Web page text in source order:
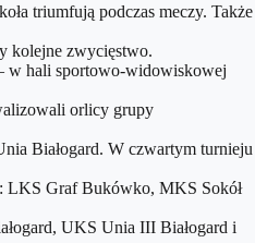
triumfują podczas meczy. Także
kolejne zwycięstwo.
w hali sportowo-widowiskowej
orlicy grupy
Białogard. W czwartym turnieju
LKS Graf Bukówko, MKS Sokół
UKS Unia III Białogard i